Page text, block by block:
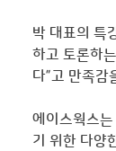
박 대표의 특
하고 토론하
다”고 만족감
에이스웍스는
기 위한 다양